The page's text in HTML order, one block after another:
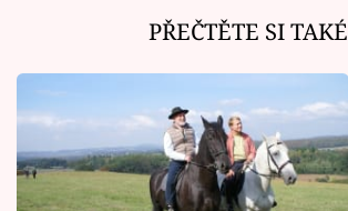
PŘEČTĚTE SI TAKÉ